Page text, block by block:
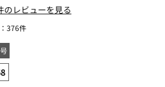
のレビューを見る
376件